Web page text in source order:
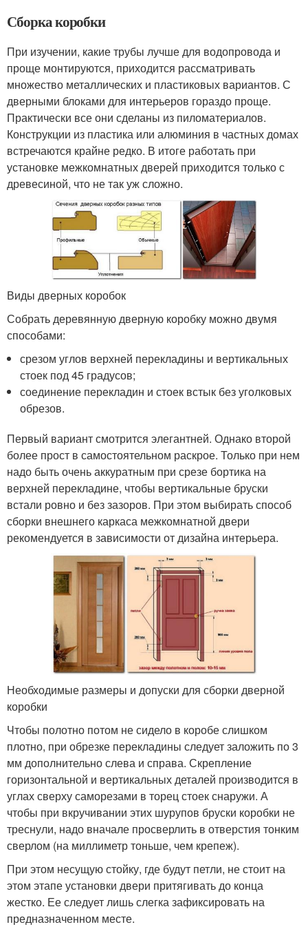
Сборка коробки
При изучении, какие трубы лучше для водопровода и
проще монтируются, приходится рассматривать
множество металлических и пластиковых вариантов. С
дверными блоками для интерьеров гораздо проще.
Практически все они сделаны из пиломатериалов.
Конструкции из пластика или алюминия в частных домах
встречаются крайне редко. В итоге работать при
установке межкомнатных дверей приходится только с
древесиной, что не так уж сложно.
Виды дверных коробок
Собрать деревянную дверную коробку можно двумя
способами:
срезом углов верхней перекладины и вертикальных
стоек под 45 градусов;
соединение перекладин и стоек встык без уголковых
обрезов.
Первый вариант смотрится элегантней. Однако второй
более прост в самостоятельном раскрое. Только при нем
надо быть очень аккуратным при срезе бортика на
верхней перекладине, чтобы вертикальные бруски
встали ровно и без зазоров. При этом выбирать способ
сборки внешнего каркаса межкомнатной двери
рекомендуется в зависимости от дизайна интерьера.
Необходимые размеры и допуски для сборки дверной
коробки
Чтобы полотно потом не сидело в коробе слишком
плотно, при обрезке перекладины следует заложить по 3
мм дополнительно слева и справа. Скрепление
горизонтальной и вертикальных деталей производится в
углах сверху саморезами в торец стоек снаружи. А
чтобы при вкручивании этих шурупов бруски коробки не
треснули, надо вначале просверлить в отверстия тонким
сверлом (на миллиметр тоньше, чем крепеж).
При этом несущую стойку, где будут петли, не стоит на
этом этапе установки двери притягивать до конца
жестко. Ее следует лишь слегка зафиксировать на
предназначенном месте.